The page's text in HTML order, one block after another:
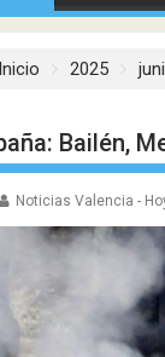
Inicio 2025
Bailén,
Noticias Valencia -